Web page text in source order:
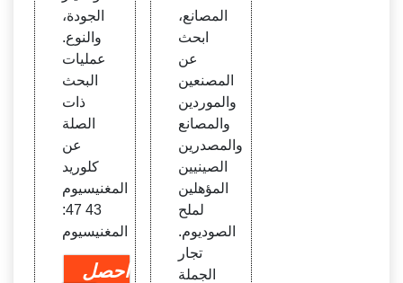
الجودة،
والنوع.
عمليات
البحث
ذات
الصلة
عن
كلوريد
المغنيسيوم
43 47:
المغنيسيوم
احصل
طبخ
المصانع،
ابحث
عن
المصنعين
والموردين
والمصانع
والمصدرين
الصينيين
المؤهلين
لملح
الصوديوم.
تجار
الجملة